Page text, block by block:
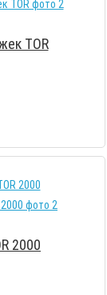
TOR
2000